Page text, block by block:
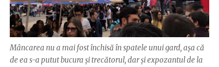
Mâncarea nu a mai fost închisă în spatele unui gard, așa că
de ea s-a putut bucura și trecătorul, dar și expozantul de la